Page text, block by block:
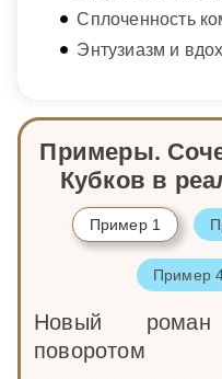
Сплоченность
Энтузиазм и
Примеры.
Кубков в
Пример 1
Пример
Новый
поворотом